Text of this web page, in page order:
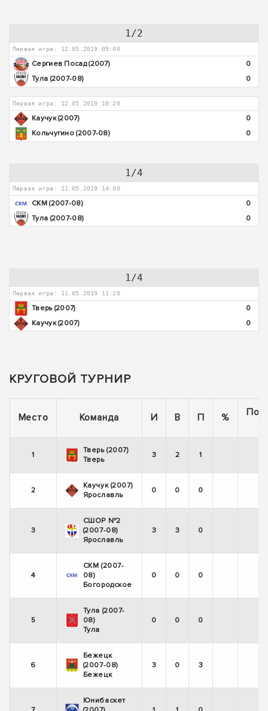
1/2
Первая игра: 12.05.2019 09:00
Сергиев Посад (2007)
0
Тула (2007-08)
0
Первая игра: 12.05.2019 10:20
Каучук (2007)
0
Кольчугино (2007-08)
0
1/4
Первая игра: 11.05.2019 14:00
СКМ (2007-08)
0
Тула (2007-08)
0
1/4
Первая игра: 11.05.2019 11:20
Тверь (2007)
0
Каучук (2007)
0
КРУГОВОЙ ТУРНИР
Место Команда И В П %
1
Тверь (2007)
Тверь
3 2 1
2
Каучук (2007)
Ярославль
0 0 0
3
СШОР №2
(2007-08)
Ярославль
3 3 0
4
СКМ (2007-
08)
Богородское
0 0 0
5
Тула (2007-
08)
Тула
0 0 0
6
Бежецк
(2007-08)
Бежецк
3 0 3
Юнибаскет